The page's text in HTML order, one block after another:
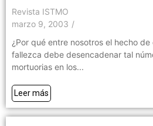
Revista ISTMO
marzo 9, 2003 /
¿Por qué entre nosotros el hecho
fallezca debe desencadenar tal
mortuorias en los...
Leer más